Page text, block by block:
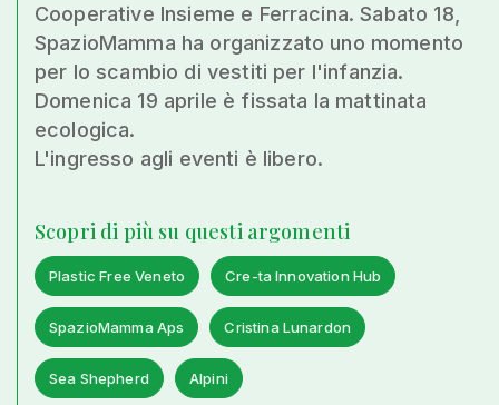
Cooperative Insieme e Ferracina. Sabato 18,
SpazioMamma ha organizzato uno momento
per lo scambio di vestiti per l'infanzia.
Domenica 19 aprile è fissata la mattinata
ecologica.
L'ingresso agli eventi è libero.
Scopri di più su questi argomenti
Plastic Free Veneto Cre-ta Innovation Hub
SpazioMamma Aps Cristina Lunardon
Sea Shepherd Alpini